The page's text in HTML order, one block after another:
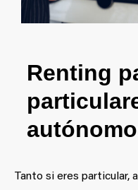
Renting
aut
Tanto si eres particular,